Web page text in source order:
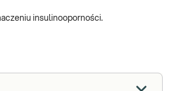
insulinooporności.